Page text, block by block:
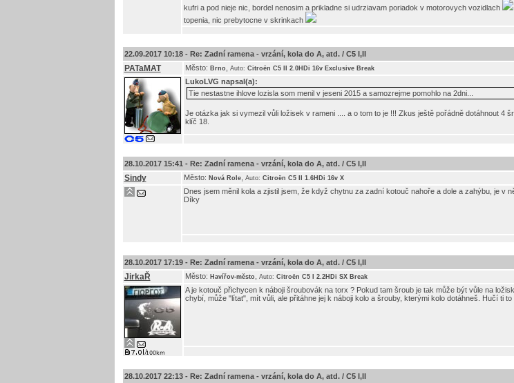
kufri a pod nieje nic, bordel nenosim a prikladne si udrziavam poriadok v motorovych vozidlach
topenia, nic prebytocne v skrinkach
22.09.2017 10:18 - Re: Zadní ramena - vrzání, kola do A, atd. / C5 I,II
PATaMAT Město: Brno Auto: Citroën C5 II 2.0HDi 16v Exclusive Break
LukoLVG napsal(a):
Tie nestastne ihlove lozisla som menil v jeseni 2015 a samozrejme pomohlo na 2dni...
Je otázka jak si vymezil vůli ložisek v rameni .... a o tom to je !!! Zkus ještě pořádně dotáhnout 4
klíč 18.
28.10.2017 15:41 - Re: Zadní ramena - vrzání, kola do A, atd. / C5 I,II
Sindy Město: Nová Role, Auto: Citroën C5 II 1.6HDi 16v X
Dnes jsem měnil kola a zjistil jsem, že když chytnu za zadní kotouč nahoře a dole a zahýbu, je v
Díky
28.10.2017 17:19 - Re: Zadní ramena - vrzání, kola do A, atd. / C5 I,II
JirkaŘ Město: Havířov-město Auto: Citroën C5 I 2.2HDi SX Break
A je kotouč přichycen k náboji šroubovák na torx ? Pokud tam šroub je tak může být vůle na
chybí, může "lítat", mít vůli, ale přitáhne jej k náboji kolo a šrouby, kterými kolo dotáhneš. Hučí ti
28.10.2017 22:13 - Re: Zadní ramena - vrzání, kola do A, atd. / C5 I,II